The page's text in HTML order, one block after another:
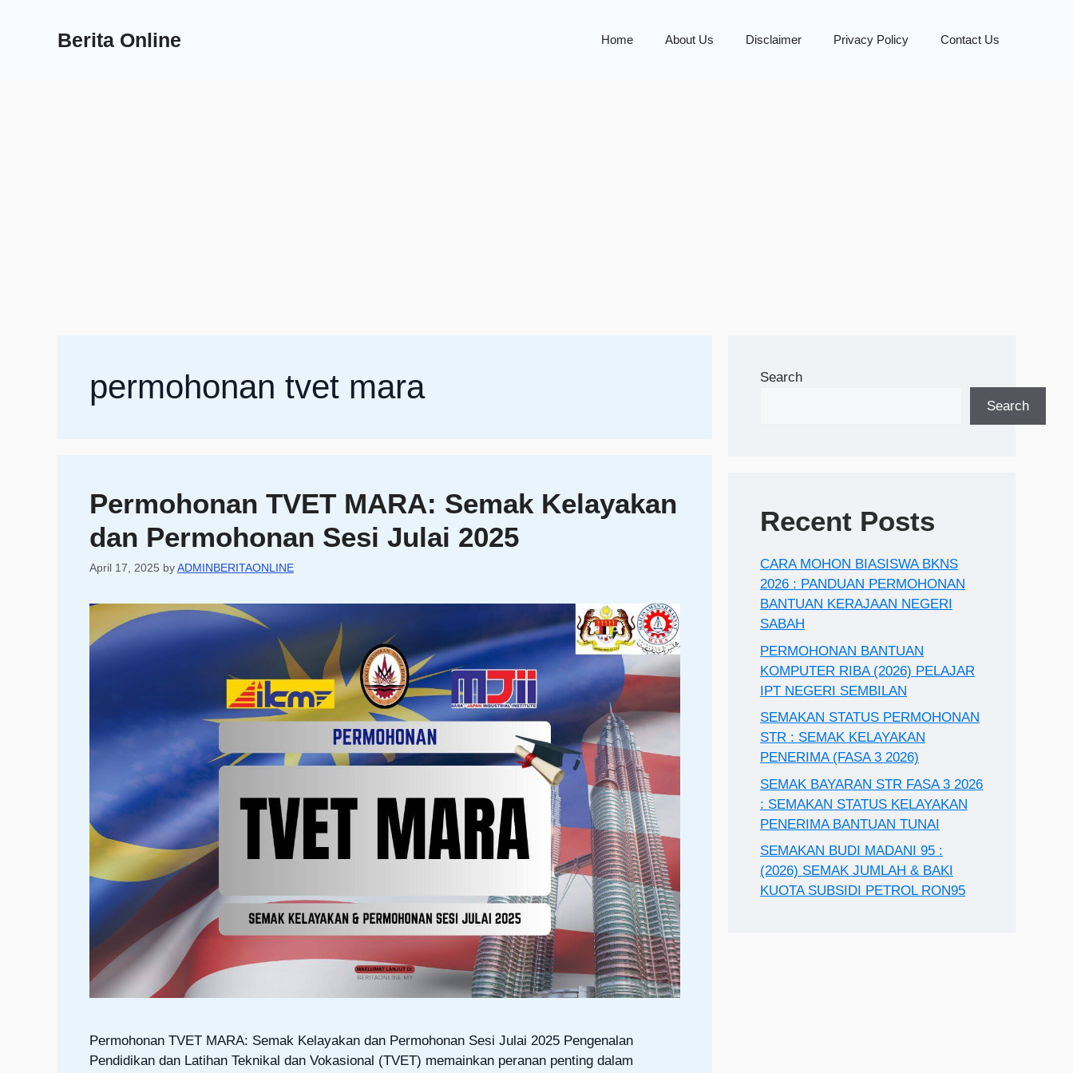
Berita Online Home About Us Disclaimer Privacy Policy Contact Us
permohonan tvet mara
Permohonan TVET MARA: Semak Kelayakan
dan Permohonan Sesi Julai 2025
April 17, 2025 byADMINBERITAONLINE
Permohonan TVET MARA: Semak Kelayakan dan Permohonan Sesi Julai 2025 Pengenalan
Pendidikan dan Latihan Teknikal dan Vokasional (TVET) memainkan peranan penting dalam
Search
Search
Recent Posts
CARA MOHON BIASISWA BKNS
2026 : PANDUAN PERMOHONAN
BANTUAN KERAJAAN NEGERI
SABAH
PERMOHONAN BANTUAN
KOMPUTER RIBA (2026) PELAJAR
IPT NEGERI SEMBILAN
SEMAKAN STATUS PERMOHONAN
STR : SEMAK KELAYAKAN
PENERIMA (FASA 3 2026)
SEMAK BAYARAN STR FASA 3 2026
: SEMAKAN STATUS KELAYAKAN
PENERIMA BANTUAN TUNAI
SEMAKAN BUDI MADANI 95 :
(2026) SEMAK JUMLAH & BAKI
KUOTA SUBSIDI PETROL RON95